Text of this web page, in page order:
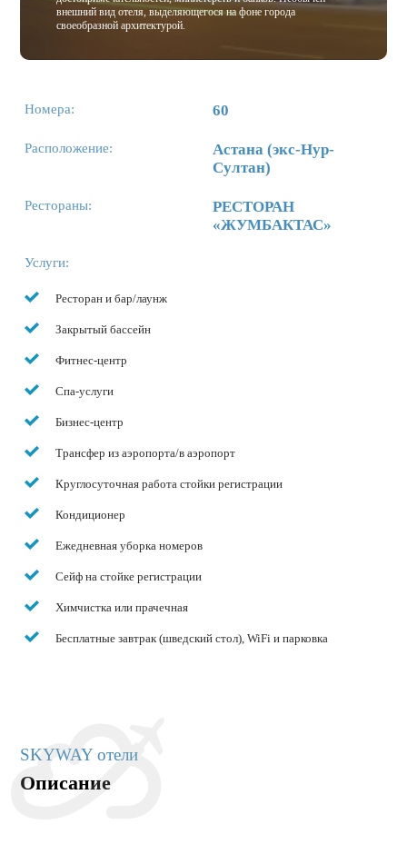
внешний вид отеля, выделяющегося на фоне города
своеобразной архитектурой.
Номера: 60
Расположение:
Астана (экс-Нур-
Султан)
Рестораны:
РЕСТОРАН
«ЖУМБАКТАС»
Услуги:
Ресторан и бар/лаунж
Закрытый бассейн
Фитнес-центр
Спа-услуги
Бизнес-центр
Трансфер из аэропорта/в аэропорт
Круглосуточная работа стойки регистрации
Кондиционер
Ежедневная уборка номеров
Сейф на стойке регистрации
Химчистка или прачечная
Бесплатные завтрак (шведский стол), WiFi и парковка
SKYWAY отели
Описание